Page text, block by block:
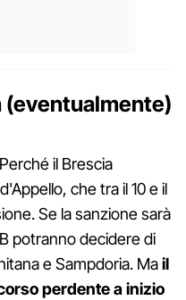
(eventualmente)
il Brescia
che tra il 10 e il
Se la sanzione sarà
potranno decidere di
e Sampdoria. Mail
perdente a inizio